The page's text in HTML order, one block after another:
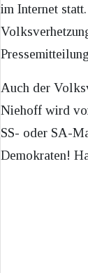
im Internet
Auch der
Niehoff wird
SS- oder SA-
Demokraten!